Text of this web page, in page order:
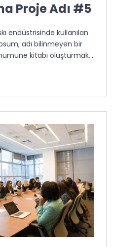
Proje Adı #5
endüstrisinde kullanılan
adı bilinmeyen bir
kitabı oluşturmak…